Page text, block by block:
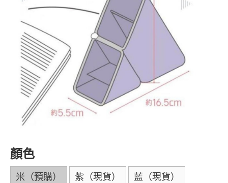
顏色
米（預購） 紫（現貨） 藍（現貨）